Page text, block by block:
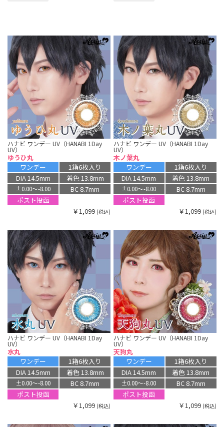
ハナビ ワンデー UV（HANABI 1Day
UV）
ゆうひ丸
ワンデー
1箱6枚入り
DIA 14.5mm
着色 13.8mm
±0.00〜-8.00
BC 8.7mm
ポスト投函
￥1,099 (税込)
ハナビ ワンデー UV（HANABI 1Day
UV）
木ノ葉丸
ワンデー
1箱6枚入り
DIA 14.5mm
着色 13.8mm
±0.00〜-8.00
BC 8.7mm
ポスト投函
￥1,099 (税込)
ハナビ ワンデー UV（HANABI 1Day
UV）
水丸
ワンデー
1箱6枚入り
DIA 14.5mm
着色 13.8mm
±0.00〜-8.00
BC 8.7mm
ポスト投函
￥1,099 (税込)
ハナビ ワンデー UV（HANABI 1Day
UV）
天狗丸
ワンデー
1箱6枚入り
DIA 14.5mm
着色 13.8mm
±0.00〜-8.00
BC 8.7mm
ポスト投函
￥1,099 (税込)